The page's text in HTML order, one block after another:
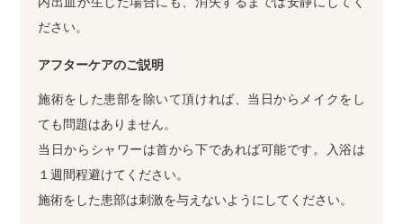
ださい。
アフターケアのご説明
施術をした患部を除いて頂ければ、当日からメイクをし
ても問題はありません。
当日からシャワーは首から下であれば可能です。入浴は
１週間程避けてください。
施術をした患部は刺激を与えないようにしてください。